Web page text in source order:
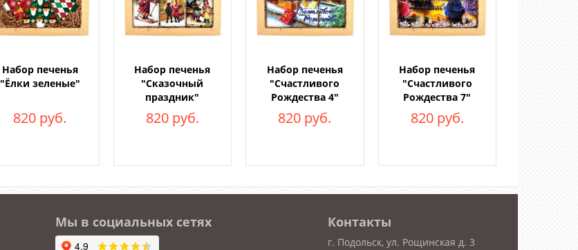
Набор печенья
"Ёлки зеленые"
820 руб.
Набор печенья
"Сказочный
праздник"
820 руб.
Набор печенья
"Счастливого
Рождества 4"
820 руб.
Набор печенья
"Счастливого
Рождества 7"
820 руб.
Мы в социальных сетях Контакты
г. Подольск, ул. Рощинская д. 3